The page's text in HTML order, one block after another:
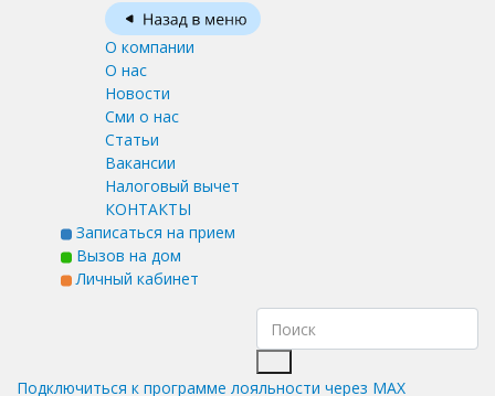
О компании
О нас
Новости
Сми о нас
Статьи
Вакансии
Налоговый вычет
КОНТАКТЫ
Записаться на прием
Вызов на дом
Личный кабинет
Подключиться к программе лояльности через MAX